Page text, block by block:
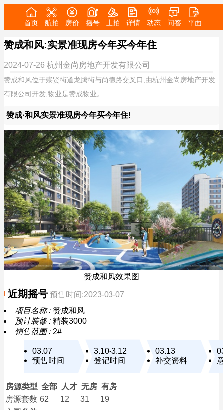
首页 航拍 房价 摇号 土拍 详情 动态 问答 平面
赞成和风:实景准现房今年买今年住
2024-07-26 杭州金尚房地产开发有限公司
赞成和风位于崇贤街道龙腾街与尚德路交叉口,由杭州金尚房地产开发
有限公司开发,物业是赞成物业。
赞成·和风实景准现房今年买今年住!
赞成和风效果图
近期摇号 预售时间:2023-03-07
项目名称 : 赞成和风
预计装修 : 精装3000
销售范围 : 2#
03.07
预售时间
3.10-3.12
登记时间
03.13
补交资料
房源类型 全部 人才 无房 有房
房源套数 62 12 31
19